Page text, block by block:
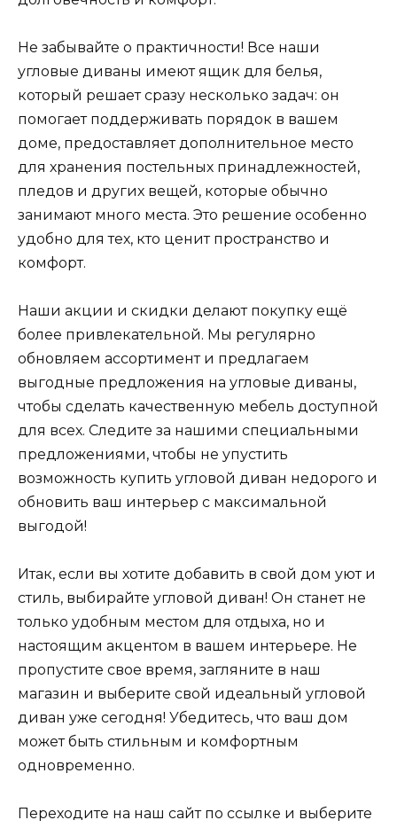
Не забывайте о практичности! Все наши
угловые диваны имеют ящик для белья,
который решает сразу несколько задач: он
помогает поддерживать порядок в вашем
доме, предоставляет дополнительное место
для хранения постельных принадлежностей,
пледов и других вещей, которые обычно
занимают много места. Это решение особенно
удобно для тех, кто ценит пространство и
комфорт.
Наши акции и скидки делают покупку ещё
более привлекательной. Мы регулярно
обновляем ассортимент и предлагаем
выгодные предложения на угловые диваны,
чтобы сделать качественную мебель доступной
для всех. Следите за нашими специальными
предложениями, чтобы не упустить
возможность купить угловой диван недорого и
обновить ваш интерьер с максимальной
выгодой!
Итак, если вы хотите добавить в свой дом уют и
стиль, выбирайте угловой диван! Он станет не
только удобным местом для отдыха, но и
настоящим акцентом в вашем интерьере. Не
пропустите свое время, загляните в наш
магазин и выберите свой идеальный угловой
диван уже сегодня! Убедитесь, что ваш дом
может быть стильным и комфортным
одновременно.
Переходите на наш сайт по ссылке и выберите